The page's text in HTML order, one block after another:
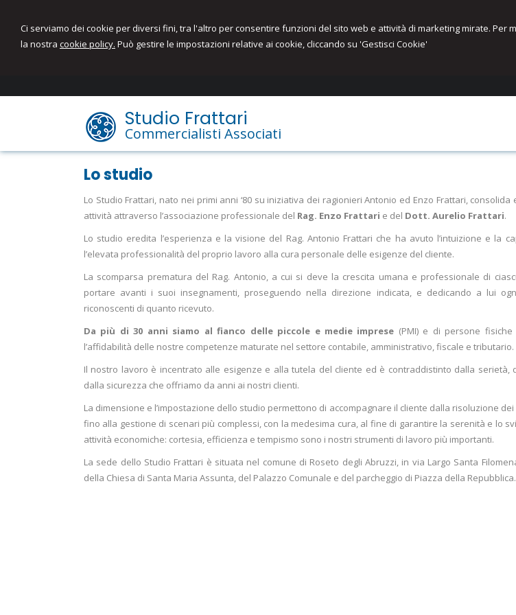
Ci serviamo dei cookie per diversi fini, tra l'altro per consentire funzioni del sito web e attività di marketing mirate. Per
la nostra cookie policy. Può gestire le impostazioni relative ai cookie, cliccando su 'Gestisci Cookie'
Studio Frattari
Commercialisti Associati
Lo studio
Lo Studio Frattari, nato nei primi anni ‘80 su iniziativa dei ragionieri Antonio ed Enzo Frattari,
attività attraverso l’associazione professionale del Rag. Enzo Frattari e del Dott. Aurelio Frattari.
Lo studio eredita l’esperienza e la visione del Rag. Antonio Frattari che ha avuto l’intuizione e la
l’elevata professionalità del proprio lavoro alla cura personale delle esigenze del cliente.
La scomparsa prematura del Rag. Antonio, a cui si deve la crescita umana e professionale di
portare avanti i suoi insegnamenti, proseguendo nella direzione indicata, e dedicando a lui
riconoscenti di quanto ricevuto.
Da più di 30 anni siamo al fianco delle piccole e medie imprese (PMI) e di persone
l’affidabilità delle nostre competenze maturate nel settore contabile, amministrativo, fiscale e tributario.
Il nostro lavoro è incentrato alle esigenze e alla tutela del cliente ed è contraddistinto dalla serietà,
dalla sicurezza che offriamo da anni ai nostri clienti.
La dimensione e l’impostazione dello studio permettono di accompagnare il cliente dalla risoluzione
fino alla gestione di scenari più complessi, con la medesima cura, al fine di garantire la serenità e lo
attività economiche: cortesia, efficienza e tempismo sono i nostri strumenti di lavoro più importanti.
La sede dello Studio Frattari è situata nel comune di Roseto degli Abruzzi, in via Largo Santa
della Chiesa di Santa Maria Assunta, del Palazzo Comunale e del parcheggio di Piazza della Repubblica.